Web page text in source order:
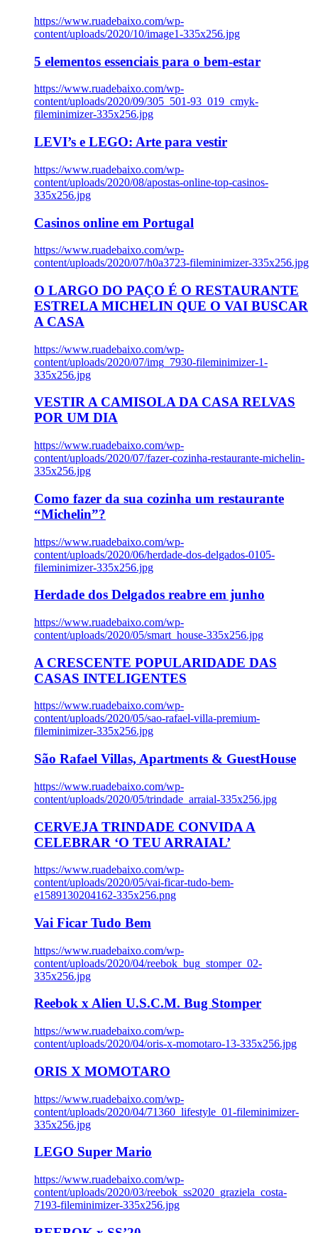
https://www.ruadebaixo.com/wp-
content/uploads/2020/10/image1-335x256.jpg
5 elementos essenciais para o bem-estar
https://www.ruadebaixo.com/wp-
content/uploads/2020/09/305_501-93_019_cmyk-
fileminimizer-335x256.jpg
LEVI’s e LEGO: Arte para vestir
https://www.ruadebaixo.com/wp-
content/uploads/2020/08/apostas-online-top-casinos-
335x256.jpg
Casinos online em Portugal
https://www.ruadebaixo.com/wp-
content/uploads/2020/07/h0a3723-fileminimizer-335x256.jpg
O LARGO DO PAÇO É O RESTAURANTE
ESTRELA MICHELIN QUE O VAI BUSCAR
A CASA
https://www.ruadebaixo.com/wp-
content/uploads/2020/07/img_7930-fileminimizer-1-
335x256.jpg
VESTIR A CAMISOLA DA CASA RELVAS
POR UM DIA
https://www.ruadebaixo.com/wp-
content/uploads/2020/07/fazer-cozinha-restaurante-michelin-
335x256.jpg
Como fazer da sua cozinha um restaurante
“Michelin”?
https://www.ruadebaixo.com/wp-
content/uploads/2020/06/herdade-dos-delgados-0105-
fileminimizer-335x256.jpg
Herdade dos Delgados reabre em junho
https://www.ruadebaixo.com/wp-
content/uploads/2020/05/smart_house-335x256.jpg
A CRESCENTE POPULARIDADE DAS
CASAS INTELIGENTES
https://www.ruadebaixo.com/wp-
content/uploads/2020/05/sao-rafael-villa-premium-
fileminimizer-335x256.jpg
São Rafael Villas, Apartments & GuestHouse
https://www.ruadebaixo.com/wp-
content/uploads/2020/05/trindade_arraial-335x256.jpg
CERVEJA TRINDADE CONVIDA A
CELEBRAR ‘O TEU ARRAIAL’
https://www.ruadebaixo.com/wp-
content/uploads/2020/05/vai-ficar-tudo-bem-
e1589130204162-335x256.png
Vai Ficar Tudo Bem
https://www.ruadebaixo.com/wp-
content/uploads/2020/04/reebok_bug_stomper_02-
335x256.jpg
Reebok x Alien U.S.C.M. Bug Stomper
https://www.ruadebaixo.com/wp-
content/uploads/2020/04/oris-x-momotaro-13-335x256.jpg
ORIS X MOMOTARO
https://www.ruadebaixo.com/wp-
content/uploads/2020/04/71360_lifestyle_01-fileminimizer-
335x256.jpg
LEGO Super Mario
https://www.ruadebaixo.com/wp-
content/uploads/2020/03/reebok_ss2020_graziela_costa-
7193-fileminimizer-335x256.jpg